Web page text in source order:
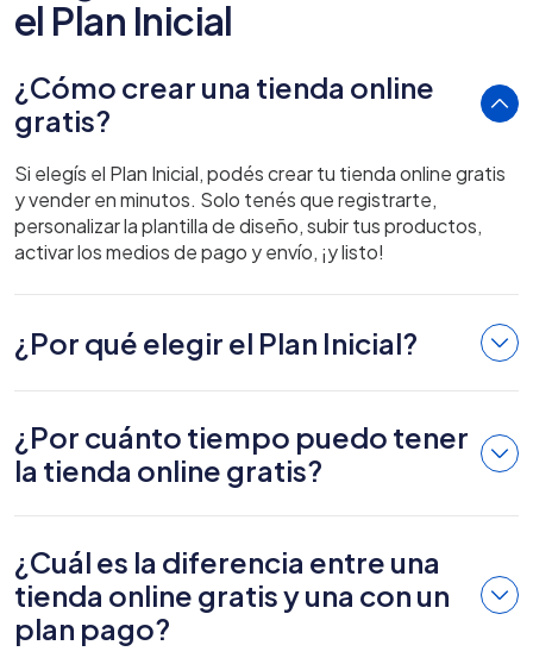
el Plan Inicial
¿Cómo crear una tienda online
gratis?
Si elegís el Plan Inicial, podés crear tu tienda online gratis
y vender en minutos. Solo tenés que registrarte,
personalizar la plantilla de diseño, subir tus productos,
activar los medios de pago y envío, ¡y listo!
¿Por qué elegir el Plan Inicial?
¿Por cuánto tiempo puedo tener
la tienda online gratis?
¿Cuál es la diferencia entre una
tienda online gratis y una con un
plan pago?